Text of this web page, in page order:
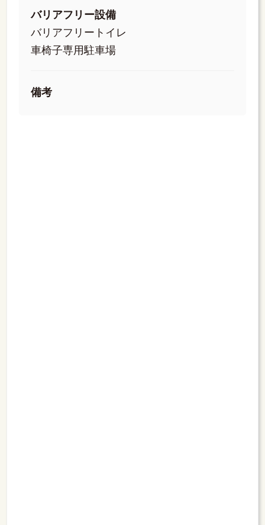
バリアフリー設備
バリアフリートイレ
車椅子専用駐車場
備考